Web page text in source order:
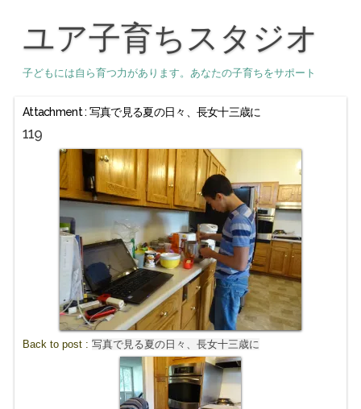
ユア子育ちスタジオ
子どもには自ら育つ力があります。あなたの子育ちをサポート
Attachment : 写真で見る夏の日々、長女十三歳に
119
Back to post : 写真で見る夏の日々、長女十三歳に